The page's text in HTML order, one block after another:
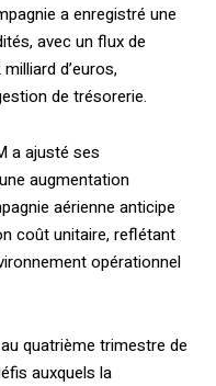
a enregistré une
avec un flux de
d’euros,
de trésorerie.
a ajusté ses
augmentation
aérienne anticipe
coût unitaire, reflétant
opérationnel
quatrième trimestre de
auxquels la